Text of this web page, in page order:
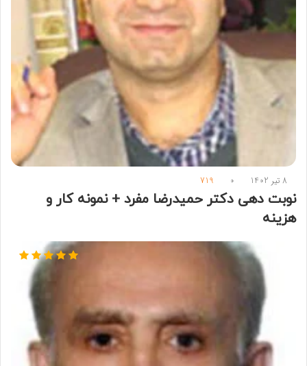
8 تیر 1402 0
719
نوبت دهی دکتر حمیدرضا مفرد + نمونه کار و
هزینه